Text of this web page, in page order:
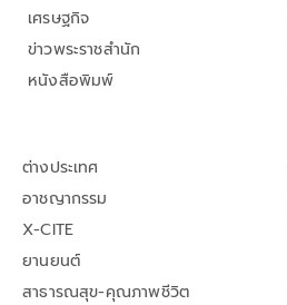
เศรษฐกิจ
ข่าวพระราชสำนัก
หนังสือพิมพ์
ต่างประเทศ
อาชญากรรม
X-CITE
ยานยนต์
สาธารณสุข-คุณภาพชีวิต